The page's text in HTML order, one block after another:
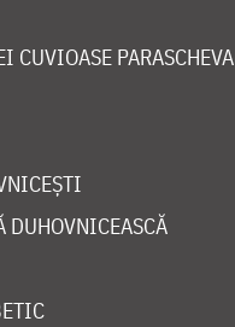
CUVIOASE PARASCHEVA